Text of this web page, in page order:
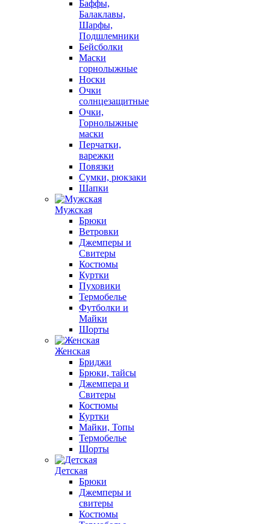
Баффы,
Балаклавы,
Шарфы,
Подшлемники
Бейсболки
Маски
горнолыжные
Носки
Очки
солнцезащитные
Очки,
Горнолыжные
маски
Перчатки,
варежки
Повязки
Сумки, рюкзаки
Шапки
Мужская
Брюки
Ветровки
Джемперы и
Свитеры
Костюмы
Куртки
Пуховики
Термобелье
Футболки и
Майки
Шорты
Женская
Бриджи
Брюки, тайсы
Джемпера и
Свитеры
Костюмы
Куртки
Майки, Топы
Термобелье
Шорты
Детская
Брюки
Джемперы и
свитеры
Костюмы